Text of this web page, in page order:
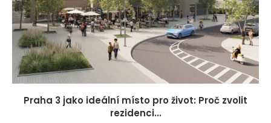
Praha 3 jako ideální místo pro život: Proč zvolit
rezidenci...